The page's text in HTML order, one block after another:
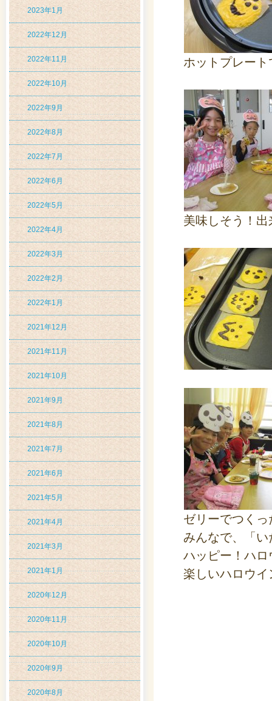
2023年1月
2022年12月
2022年11月
2022年10月
2022年9月
2022年8月
2022年7月
2022年6月
2022年5月
2022年4月
2022年3月
2022年2月
2022年1月
2021年12月
2021年11月
2021年10月
2021年9月
2021年8月
2021年7月
2021年6月
2021年5月
2021年4月
2021年3月
2021年1月
2020年12月
2020年11月
2020年10月
2020年9月
2020年8月
ホットプレー
美味しそう！
ゼリーでつく
みんなで、「
ハッピー！ハロ
楽しいハロウ